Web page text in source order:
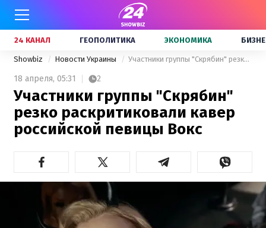
24 КАНАЛ ГЕОПОЛИТИКА ЭКОНОМИКА
Showbiz Новости Украины Участники группы "Скрябин" резко раскритиковали кавер российской певицы Вокс
18 апреля, 05:31 2
Участники группы "Скрябин"
резко раскритиковали кавер
российской певицы Вокс